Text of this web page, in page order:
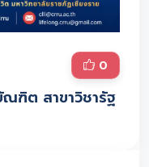
0
ฑิต สาขาวิชารัฐ